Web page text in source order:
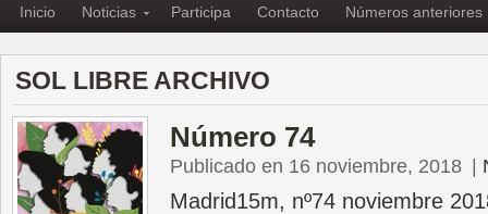
Inicio Noticias Participa Contacto Números anteriores
SOL LIBRE ARCHIVO
Número 74
Publicado en 16 noviembre, 2018
Madrid15m, nº74 noviembre